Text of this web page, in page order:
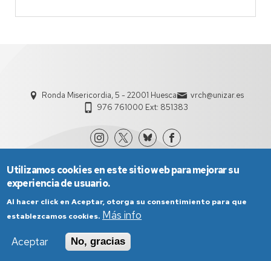
Ronda Misericordia, 5 - 22001 Huesca
vrch@unizar.es
976 761000 Ext: 851383
Política de Privacidad
Utilizamos cookies en este sitio web para mejorar su
experiencia de usuario.
Al hacer click en Aceptar, otorga su consentimiento para que
establezcamos cookies. Más info
Aceptar
No, gracias